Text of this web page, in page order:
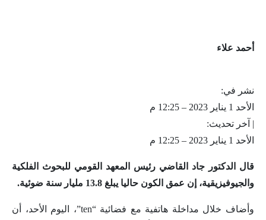
أحمد علاء
نشر في:
الأحد 1 يناير 2023 – 12:25 م
| آخر تحديث:
الأحد 1 يناير 2023 – 12:25 م
قال الدكتور جاد القاضي رئيس المعهد القومي للبحوث الفلكية
والجيوفيزيقية، إن عمق الكون حاليا يبلغ 13.8 مليار سنة ضوئية.
وأضاف خلال مداخلة هاتفية مع فضائية “ten”، اليوم الأحد، أن